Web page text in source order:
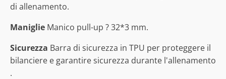
di allenamento.
Maniglie Manico pull-up ? 32*3 mm.
Sicurezza Barra di sicurezza in TPU per proteggere il
bilanciere e garantire sicurezza durante l'allenamento
.